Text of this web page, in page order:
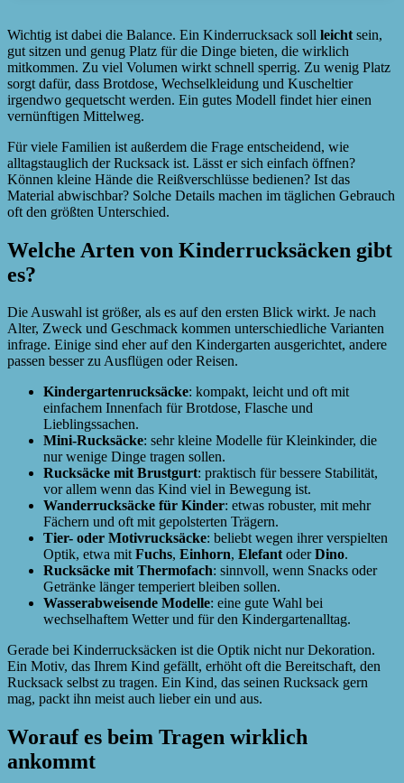
Wichtig ist dabei die Balance. Ein Kinderrucksack soll leicht sein,
gut sitzen und genug Platz für die Dinge bieten, die wirklich
mitkommen. Zu viel Volumen wirkt schnell sperrig. Zu wenig Platz
sorgt dafür, dass Brotdose, Wechselkleidung und Kuscheltier
irgendwo gequetscht werden. Ein gutes Modell findet hier einen
vernünftigen Mittelweg.
Für viele Familien ist außerdem die Frage entscheidend, wie
alltagstauglich der Rucksack ist. Lässt er sich einfach öffnen?
Können kleine Hände die Reißverschlüsse bedienen? Ist das
Material abwischbar? Solche Details machen im täglichen Gebrauch
oft den größten Unterschied.
Welche Arten von Kinderrucksäcken gibt
es?
Die Auswahl ist größer, als es auf den ersten Blick wirkt. Je nach
Alter, Zweck und Geschmack kommen unterschiedliche Varianten
infrage. Einige sind eher auf den Kindergarten ausgerichtet, andere
passen besser zu Ausflügen oder Reisen.
Kindergartenrucksäcke: kompakt, leicht und oft mit
einfachem Innenfach für Brotdose, Flasche und
Lieblingssachen.
Mini-Rucksäcke: sehr kleine Modelle für Kleinkinder, die
nur wenige Dinge tragen sollen.
Rucksäcke mit Brustgurt: praktisch für bessere Stabilität,
vor allem wenn das Kind viel in Bewegung ist.
Wanderrucksäcke für Kinder: etwas robuster, mit mehr
Fächern und oft mit gepolsterten Trägern.
Tier- oder Motivrucksäcke: beliebt wegen ihrer verspielten
Optik, etwa mitFuchs, Einhorn, ElefantoderDino.
Rucksäcke mit Thermofach: sinnvoll, wenn Snacks oder
Getränke länger temperiert bleiben sollen.
Wasserabweisende Modelle: eine gute Wahl bei
wechselhaftem Wetter und für den Kindergartenalltag.
Gerade bei Kinderrucksäcken ist die Optik nicht nur Dekoration.
Ein Motiv, das Ihrem Kind gefällt, erhöht oft die Bereitschaft, den
Rucksack selbst zu tragen. Ein Kind, das seinen Rucksack gern
mag, packt ihn meist auch lieber ein und aus.
Worauf es beim Tragen wirklich
ankommt